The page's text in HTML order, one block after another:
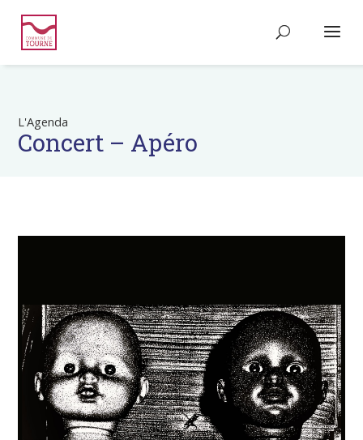
L'Agenda
Concert – Apéro